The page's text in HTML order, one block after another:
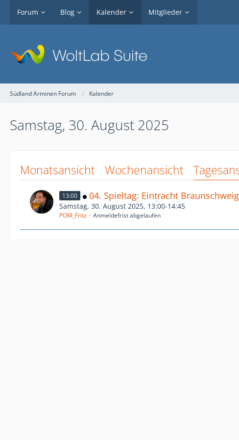
Forum Blog Kalender Mitglieder
Südland Arminen Forum Kalender
Samstag, 30. August 2025
Monatsansicht Wochenansicht
13:00 04. Spieltag: Eintracht
Samstag, 30. August 2025, 13:00-14:45
POM_Fritz Anmeldefrist abgelaufen